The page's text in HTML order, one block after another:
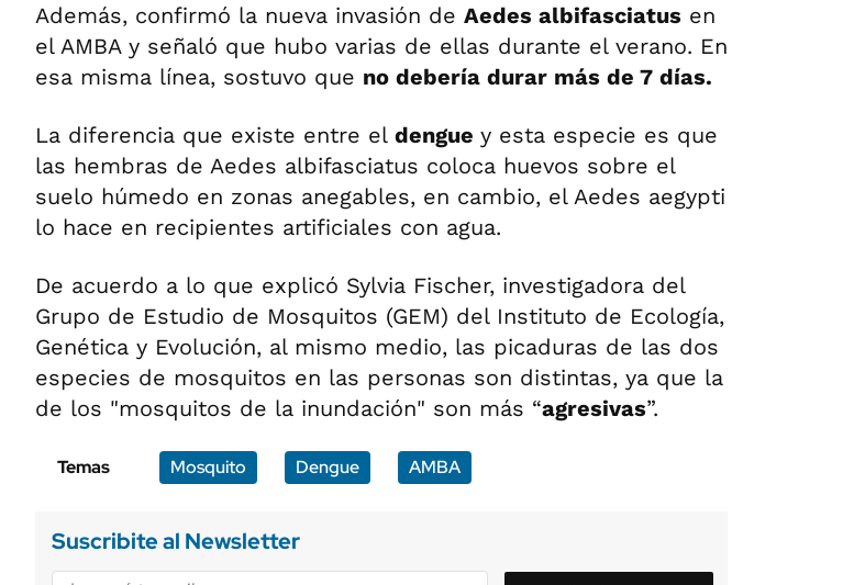
Además, confirmó la nueva invasión de Aedes albifasciatus en
el AMBA y señaló que hubo varias de ellas durante el verano. En
esa misma línea, sostuvo que no debería durar más de 7 días.
La diferencia que existe entre el dengue y esta especie es que
las hembras de Aedes albifasciatus coloca huevos sobre el
suelo húmedo en zonas anegables, en cambio, el Aedes aegypti
lo hace en recipientes artificiales con agua.
De acuerdo a lo que explicó Sylvia Fischer, investigadora del
Grupo de Estudio de Mosquitos (GEM) del Instituto de Ecología,
Genética y Evolución, al mismo medio, las picaduras de las dos
especies de mosquitos en las personas son distintas, ya que la
de los "mosquitos de la inundación" son más “agresivas”.
Temas Mosquito Dengue AMBA
Suscribite al Newsletter